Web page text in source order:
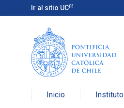
Ir al sitio UC
Inicio Instituto